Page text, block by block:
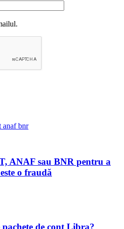
ANAF sau BNR pentru a
o fraudă